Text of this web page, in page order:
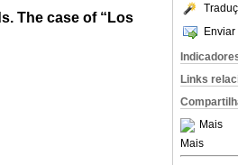
Enviar
Links
Mais
Mais
The case of “Los